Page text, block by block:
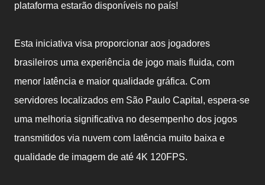
plataforma estarão disponíveis no país!
Esta iniciativa visa proporcionar aos jogadores
brasileiros uma experiência de jogo mais fluida, com
menor latência e maior qualidade gráfica. Com
servidores localizados em São Paulo Capital, espera-se
uma melhoria significativa no desempenho dos jogos
transmitidos via nuvem com latência muito baixa e
qualidade de imagem de até 4K 120FPS.